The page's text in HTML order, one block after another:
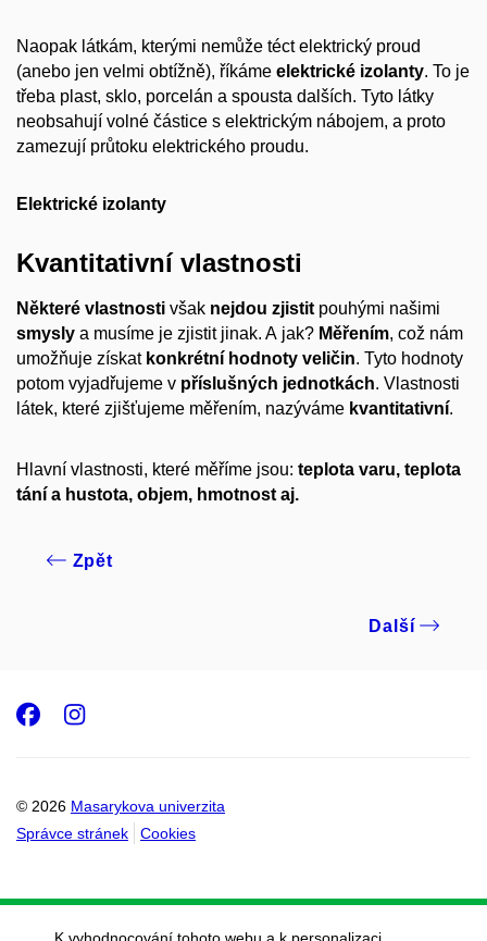
Naopak látkám, kterými nemůže téct elektrický proud
(anebo jen velmi obtížně), říkáme elektrické izolanty. To je
třeba plast, sklo, porcelán a spousta dalších. Tyto látky
neobsahují volné částice s elektrickým nábojem, a proto
zamezují průtoku elektrického proudu.
Elektrické izolanty
Kvantitativní vlastnosti
Některé vlastnosti však nejdou zjistit pouhými našimi
smysly a musíme je zjistit jinak. A jak? Měřením, což nám
umožňuje získat konkrétní hodnoty veličin. Tyto hodnoty
potom vyjadřujeme v příslušných jednotkách. Vlastnosti
látek, které zjišťujeme měřením, nazýváme kvantitativní.
Hlavní vlastnosti, které měříme jsou: teplota varu, teplota
tání a hustota, objem, hmotnost aj.
Zpět
Další
© 2026 Masarykova univerzita
Správce stránek
Cookies
Facebook
Instagram